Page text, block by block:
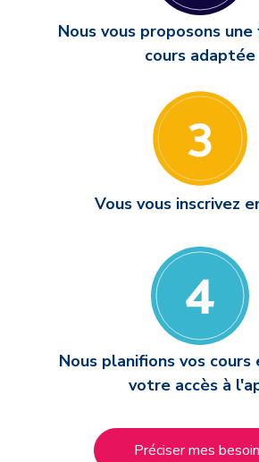
Nous vous proposons
cours adaptée
Vous vous inscrivez
Nous planifions vos
votre accès à
Préciser mes